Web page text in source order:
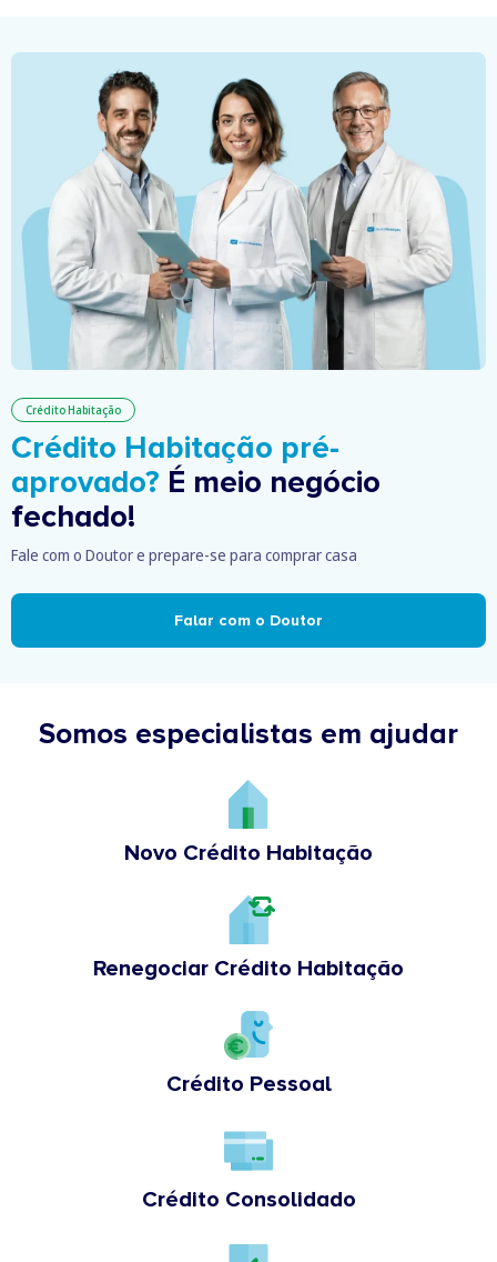
Crédito Habitação
Crédito Habitação pré-
aprovado? É meio negócio
fechado!
Fale com o Doutor e prepare-se para comprar casa
Falar com o Doutor
Somos especialistas em ajudar
Novo Crédito Habitação
Renegociar Crédito Habitação
Crédito Pessoal
Crédito Consolidado